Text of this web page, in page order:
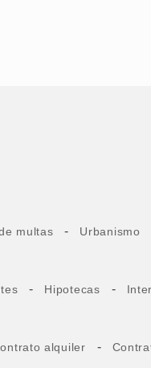
multas - Urbanismo
- Hipotecas -
alquiler -